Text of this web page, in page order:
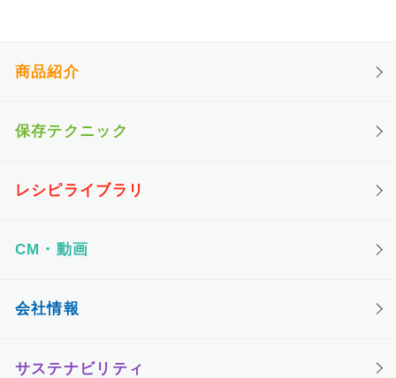
商品紹介
保存テクニック
レシピライブラリ
CM・動画
会社情報
サステナビリティ